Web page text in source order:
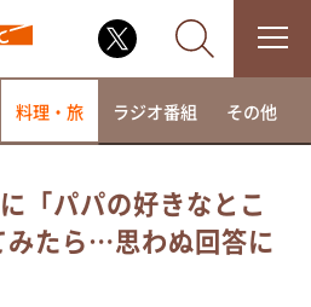
TV
料理・旅 ラジオ番組 その他
「パパの好きなとこ
たら…思わぬ回答に